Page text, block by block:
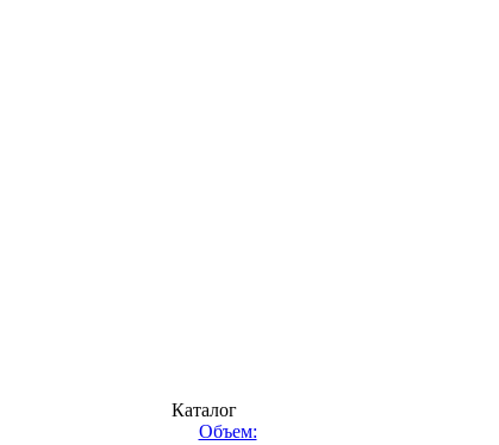
Каталог
Объем: